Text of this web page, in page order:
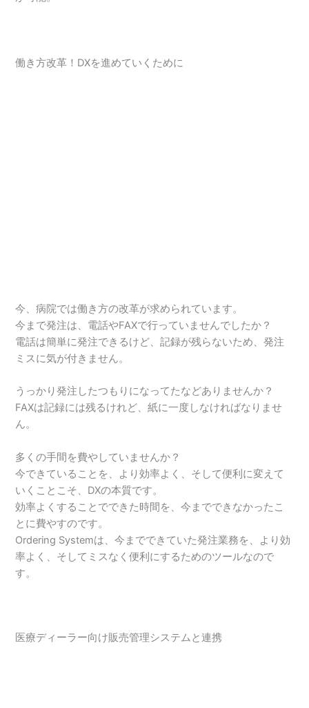
働き方改革！DXを進めていくために
今、病院では働き方の改革が求められています。
今まで発注は、電話やFAXで行っていませんでしたか？
電話は簡単に発注できるけど、記録が残らないため、発注
ミスに気が付きません。
うっかり発注したつもりになってたなどありませんか？
FAXは記録には残るけれど、紙に一度しなければなりませ
ん。
多くの手間を費やしていませんか？
今できていることを、より効率よく、そして便利に変えて
いくことこそ、DXの本質です。
効率よくすることでできた時間を、今までできなかったこ
とに費やすのです。
Ordering Systemは、今までできていた発注業務を、より効
率よく、そしてミスなく便利にするためのツールなので
す。
医療ディーラー向け販売管理システムと連携